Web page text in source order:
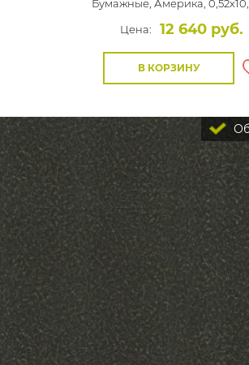
Бумажные, Америка,
Цена:
12 640 руб.
В КОРЗИНУ